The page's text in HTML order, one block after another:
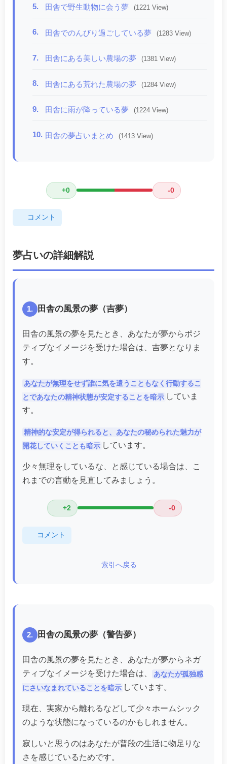
5. 田舎で野生動物に会う夢 (1221 View)
6. 田舎でのんびり過ごしている夢 (1283 View)
7. 田舎にある美しい農場の夢 (1381 View)
8. 田舎にある荒れた農場の夢 (1284 View)
9. 田舎に雨が降っている夢 (1224 View)
10. 田舎の夢占いまとめ (1413 View)
+0 -0
コメント
夢占いの詳細解説
1. 田舎の風景の夢（吉夢）
田舎の風景の夢を見たとき、あなたが夢からポジ
ティブなイメージを受けた場合は、吉夢となりま
す。
あなたが無理をせず誰に気を遣うこともなく行動するこ
とであなたの精神状態が安定することを暗示 していま
す。
精神的な安定が得られると、あなたの秘められた魅力が
開花していくことも暗示 しています。
少々無理をしているな、と感じている場合は、こ
れまでの言動を見直してみましょう。
+2 -0
コメント
索引へ戻る
2. 田舎の風景の夢（警告夢）
田舎の風景の夢を見たとき、あなたが夢からネガ
ティブなイメージを受けた場合は、
あなたが孤独感
にさいなまれていることを暗示 しています。
現在、実家から離れるなどして少々ホームシック
のような状態になっているのかもしれません。
寂しいと思うのはあなたが普段の生活に物足りな
さを感じているためです。